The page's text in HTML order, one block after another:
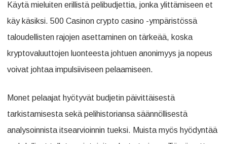
Käytä mieluiten erillistä pelibudjettia, jonka ylittämiseen et
käy käsiksi. 500 Casinon crypto casino -ympäristössä
taloudellisten rajojen asettaminen on tärkeää, koska
kryptovaluuttojen luonteesta johtuen anonimyys ja nopeus
voivat johtaa impulsiiviseen pelaamiseen.
Monet pelaajat hyötyvät budjetin päivittäisestä
tarkistamisesta sekä pelihistoriansa säännöllisestä
analysoinnista itsearvioinnin tueksi. Muista myös hyödyntää